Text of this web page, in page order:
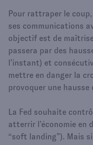
Pour rattraper le
ses communications
objectif est de
passera par des
l’instant) et
mettre en danger la
provoquer une hausse
La Fed souhaite
atterrir l’économie en
“soft landing”). Mais